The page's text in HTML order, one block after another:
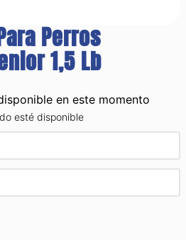
Perros
1,5 Lb
en este momento
esté disponible